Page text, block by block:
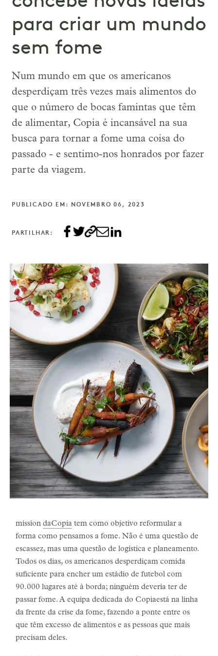
para criar um mundo
sem fome
Num mundo em que os americanos
desperdiçam três vezes mais alimentos do
que o número de bocas famintas que têm
de alimentar, Copia é incansável na sua
busca para tornar a fome uma coisa do
passado - e sentimo-nos honrados por fazer
parte da viagem.
PUBLICADO EM: NOVEMBRO 06, 2023
PARTILHAR:
mission daCopia tem como objetivo reformular a
forma como pensamos a fome. Não é uma questão de
escassez, mas uma questão de logística e planeamento.
Todos os dias, os americanos desperdiçam comida
suficiente para encher um estádio de futebol com
90.000 lugares até à borda; ninguém deveria ter de
passar fome. A equipa dedicada do Copiaestá na linha
da frente da crise da fome, fazendo a ponte entre os
que têm excesso de alimentos e as pessoas que mais
precisam deles.